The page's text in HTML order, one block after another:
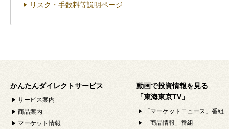
リスク・手数料等説明ページ
かんたんダイレクトサービス
サービス案内
商品案内
マーケット情報
動画で投資情報を見る
「東海東京TV」
「マーケットニュース」番組
「商品情報」番組